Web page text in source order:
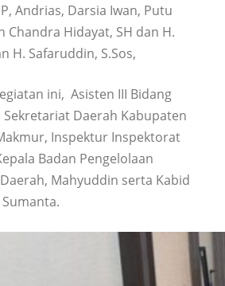
Andrias, Darsia Iwan, Putu
Chandra Hidayat, SH dan H.
H. Safaruddin, S.Sos,
ini, Asisten III Bidang
Daerah Kabupaten
Inspektur Inspektorat
Badan Pengelolaan
Mahyuddin serta Kabid
Sumanta.